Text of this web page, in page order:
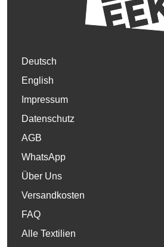
Deutsch
English
Impressum
Datenschutz
AGB
WhatsApp
Über Uns
Versandkosten
FAQ
Alle Textilien